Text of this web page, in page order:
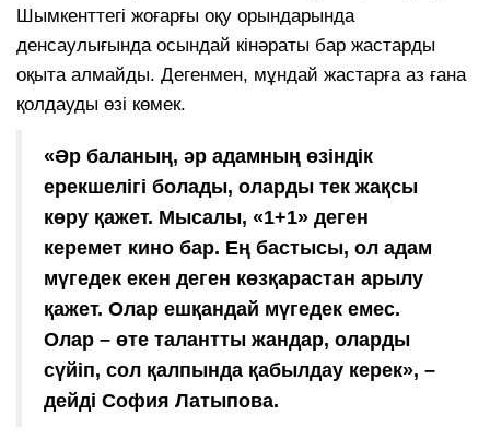
Шымкенттегі жоғарғы оқу орындарында
денсаулығында осындай кінәраты бар жастарды
оқыта алмайды. Дегенмен, мұндай жастарға аз ғана
қолдауды өзі көмек.
«Әр баланың, әр адамның өзіндік
ерекшелігі болады, оларды тек жақсы
көру қажет. Мысалы, «1+1» деген
керемет кино бар. Ең бастысы, ол адам
мүгедек екен деген көзқарастан арылу
қажет. Олар ешқандай мүгедек емес.
Олар – өте талантты жандар, оларды
сүйіп, сол қалпында қабылдау керек», –
дейді София Латыпова.